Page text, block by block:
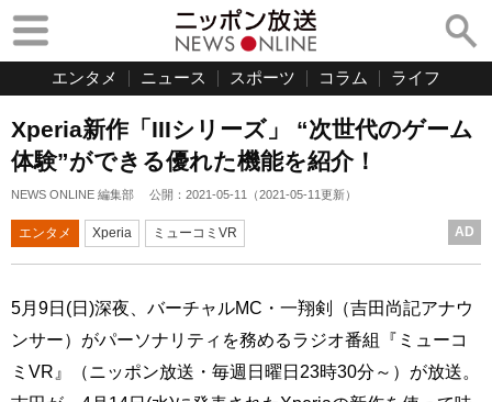
エンタメ ニュース スポーツ コラム ライフ
Xperia新作「IIIシリーズ」 “次世代のゲーム
体験”ができる優れた機能を紹介！
NEWS ONLINE 編集部 公開： 2021-05-11 （2021-05-11更新）
エンタメ Xperia ミューコミVR AD
5月9日(日)深夜、バーチャルMC・一翔剣（吉田尚記アナウ
ンサー）がパーソナリティを務めるラジオ番組『ミューコ
ミVR』（ニッポン放送・毎週日曜日23時30分～）が放送。